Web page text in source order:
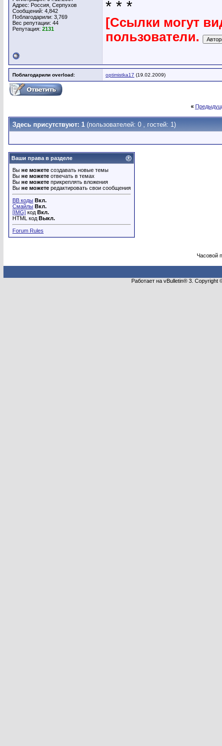
Адрес: Россия, Серпухов
Сообщений: 4,842
Поблагодарили: 3,769
Вес репутации: 44
Репутация: 2131
* * *
[Ссылки могут
пользователи.
Поблагодарили overload: optimistka17 (19.02.2009)
«
Здесь присутствуют: 1 (пользователей: 0 , гостей: 1)
Ваши права в разделе
Вы не можете создавать новые темы
Вы не можете отвечать в темах
Вы не можете прикреплять вложения
Вы не можете редактировать свои сообщения
BB коды Вкл.
Смайлы Вкл.
[IMG] код Вкл.
HTML код Выкл.
Forum Rules
Часовой
Работает на vBulletin® 3.